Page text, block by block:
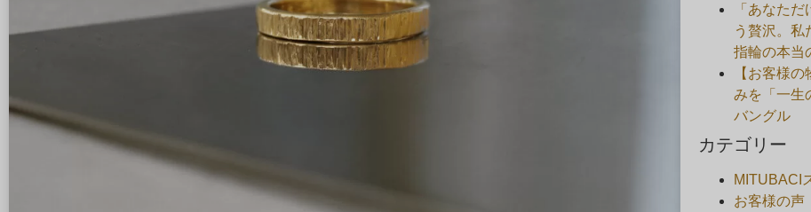
「あなた
う贅沢。私
指輪の本当
【お客様
みを「一生
バングル
カテゴリー
MITUBACI
お客様の声